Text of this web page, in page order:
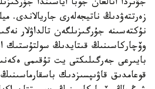
جۋىردا اتالعان جوبا اياسىندا
زەرتتەۋدىڭ ناتيجەلەرى جاريالاندى.
نۇكتەسىنە جۇرگىزىلگەن تالداۋلار
وۆچاركاسىنىڭ قىتايدىڭ سولتۇستىك
بايىرعى جەرگىلىكتى يت تۇقىمى
قوعامدىق قاۋىپسىزدىك باسقارماسىنىڭ